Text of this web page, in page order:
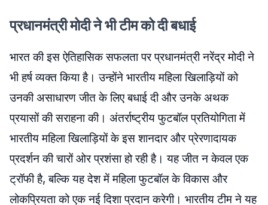
प्रधानमंत्री मोदी ने भी टीम को दी बधाई
भारत की इस ऐतिहासिक सफलता पर प्रधानमंत्री नरेंद्र मोदी ने
भी हर्ष व्यक्त किया है। उन्होंने भारतीय महिला खिलाड़ियों को
उनकी असाधारण जीत के लिए बधाई दी और उनके अथक
प्रयासों की सराहना की। अंतर्राष्ट्रीय फुटबॉल प्रतियोगिता में
भारतीय महिला खिलाड़ियों के इस शानदार और प्रेरणादायक
प्रदर्शन की चारों ओर प्रशंसा हो रही है। यह जीत न केवल एक
ट्रॉफी है, बल्कि यह देश में महिला फुटबॉल के विकास और
लोकप्रियता को एक नई दिशा प्रदान करेगी। भारतीय टीम ने यह